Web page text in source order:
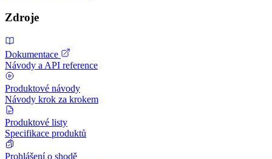
Zdroje
Dokumentace
Návody a API reference
Produktové návody
Návody krok za krokem
Produktové listy
Specifikace produktů
Prohlášení o shodě